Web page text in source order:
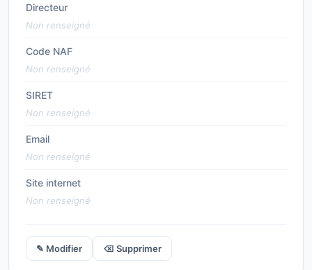
Directeur
Non renseigné
Code NAF
Non renseigné
SIRET
Non renseigné
Email
Non renseigné
Site internet
Non renseigné
✎ Modifier ⌫ Supprimer